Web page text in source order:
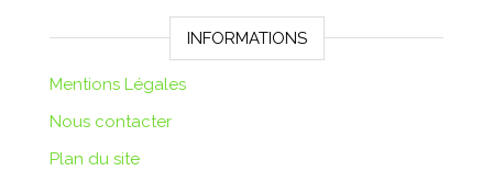
INFORMATIONS
Mentions Légales
Nous contacter
Plan du site